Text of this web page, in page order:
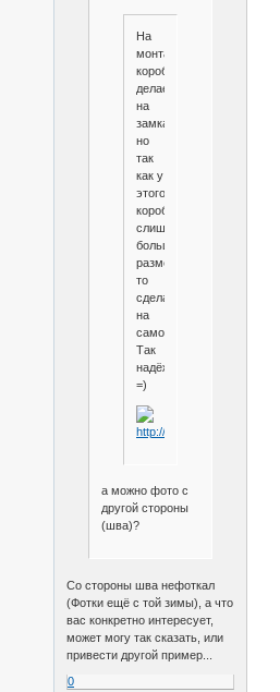
На
монтаже...Обычно
короба
делаем
на
замках,
но
так
как у
этого
короба,
слишком
больше
размеры,
то
сделали
на
саморезах.
Так
надёжней
=)
а можно фото с
другой стороны
(шва)?
Со стороны шва нефоткал
(Фотки ещё с той зимы), а что
вас конкретно интересует,
может могу так сказать, или
привести другой пример...
0